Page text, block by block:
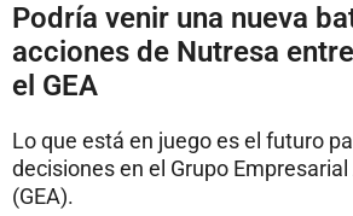
Podría venir una nueva
acciones de Nutresa
el GEA
Lo que está en juego es el futuro
decisiones en el Grupo
(GEA).